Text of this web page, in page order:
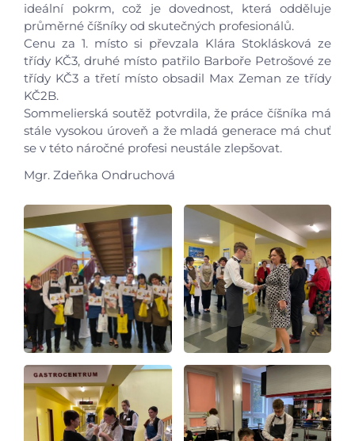
Úvod
Aktuálně
Škola
Studium
Projekty
Foto
Video a audio
Virtuální prohlídka
Kontakty
ideální pokrm, což je dovednost, která odděluje
průměrné číšníky od skutečných profesionálů.
Cenu za 1. místo si převzala Klára Stoklásková ze
třídy KČ3, druhé místo patřilo Barboře Petrošové ze
třídy KČ3 a třetí místo obsadil Max Zeman ze třídy
KČ2B.
Sommelierská soutěž potvrdila, že práce číšníka má
stále vysokou úroveň a že mladá generace má chuť
se v této náročné profesi neustále zlepšovat.
Mgr. Zdeňka Ondruchová